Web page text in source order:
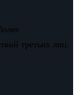
третьих лиц.